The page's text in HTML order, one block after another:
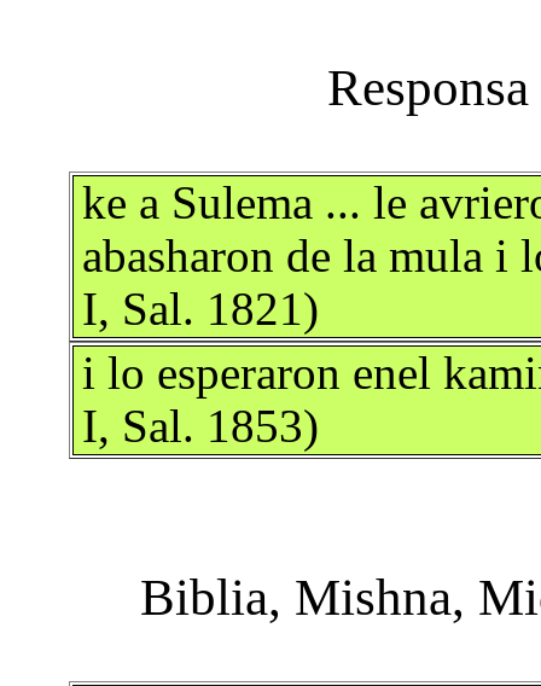
ke a Sulema ... le
abasharon de la mula i
I, Sal. 1821)
i lo esperaron enel
I, Sal. 1853)